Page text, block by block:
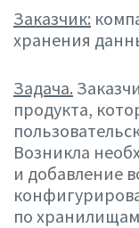
Заказчик:
хранения
Задача.
продукта,
Возникла
и добавление
по